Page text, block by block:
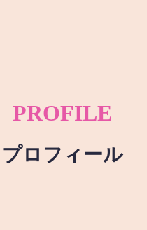
PROFILE
プロフィール